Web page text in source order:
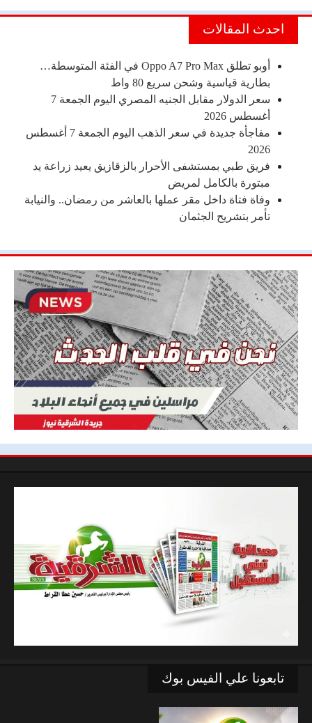
احدث المقالات
أوبو تطلق Oppo A7 Pro Max في الفئة المتوسطة…
بطارية قياسية وشحن سريع 80 واط
سعر الدولار مقابل الجنيه المصري اليوم الجمعة 7
أغسطس 2026
مفاجأة جديدة في سعر الذهب اليوم الجمعة 7 أغسطس
2026
فريق طبي بمستشفى الأحرار بالزقازيق يعيد زراعة يد
مبتورة بالكامل لمريض
وفاة فتاة داخل مقر عملها بالعاشر من رمضان.. والنيابة
تأمر بتشريح الجثمان
تابعونا علي الفيس بوك